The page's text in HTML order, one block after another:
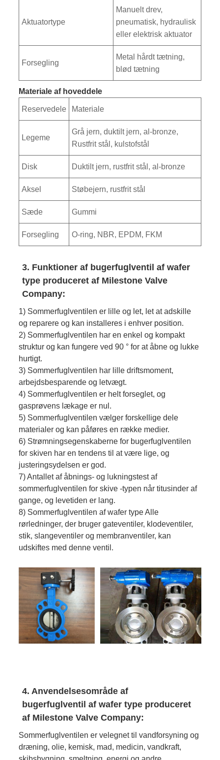
Aktuatortype
Manuelt drev,
pneumatisk, hydraulisk
eller elektrisk aktuator
Forsegling
Metal hårdt tætning,
blød tætning
Materiale af hoveddele
Reservedele Materiale
Legeme
Grå jern, duktilt jern, al-bronze,
Rustfrit stål, kulstofstål
Disk Duktilt jern, rustfrit stål, al-bronze
Aksel Støbejern, rustfrit stål
Sæde Gummi
Forsegling O-ring, NBR, EPDM, FKM
3. Funktioner af bugerfuglventil af wafer
type produceret af Milestone Valve
Company:
1) Sommerfuglventilen er lille og let, let at adskille
og reparere og kan installeres i enhver position.
2) Sommerfuglventilen har en enkel og kompakt
struktur og kan fungere ved 90 ° for at åbne og lukke
hurtigt.
3) Sommerfuglventilen har lille driftsmoment,
arbejdsbesparende og letvægt.
4) Sommerfuglventilen er helt forseglet, og
gasprøvens lækage er nul.
5) Sommerfuglventilen vælger forskellige dele
materialer og kan påføres en række medier.
6) Strømningsegenskaberne for bugerfuglventilen
for skiven har en tendens til at være lige, og
justeringsydelsen er god.
7) Antallet af åbnings- og lukningstest af
sommerfuglventilen for skive -typen når titusinder af
gange, og levetiden er lang.
8) Sommerfuglventilen af ​​wafer type Alle
rørledninger, der bruger gateventiler, klodeventiler,
stik, slangeventiler og membranventiler, kan
udskiftes med denne ventil.
4. Anvendelsesområde af
bugerfuglventil af wafer type produceret
af Milestone Valve Company:
Sommerfuglventilen er velegnet til vandforsyning og
dræning, olie, kemisk, mad, medicin, vandkraft,